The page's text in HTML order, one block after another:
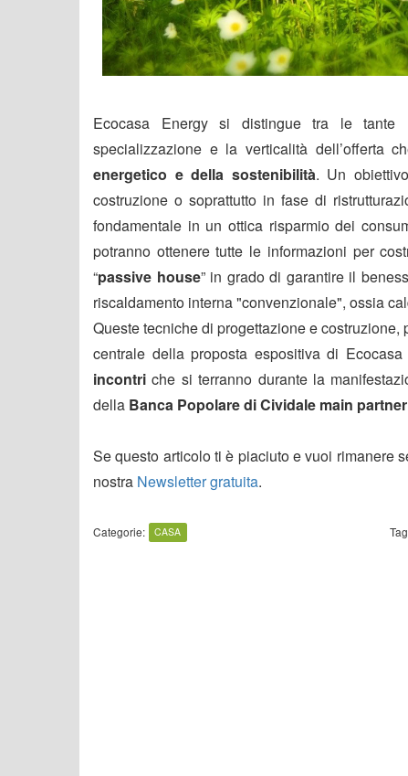
Ecocasa Energy si distingue tra le tante
specializzazione e la verticalità dell’offerta
energetico e della sostenibilità. Un
costruzione o soprattutto in fase di
fondamentale in un ottica risparmio dei
potranno ottenere tutte le informazioni per
“passive house” in grado di garantire il
riscaldamento interna "convenzionale", ossia
Queste tecniche di progettazione e
centrale della proposta espositiva di
incontri che si terranno durante la
della Banca Popolare di Cividale main partner
Se questo articolo ti è piaciuto e vuoi rimanere
nostra Newsletter gratuita.
Categorie: CASA